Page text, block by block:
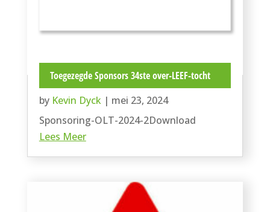
Toegezegde Sponsors 34ste over-LEEF-tocht
by Kevin Dyck| mei 23, 2024
Sponsoring-OLT-2024-2Download
Lees Meer